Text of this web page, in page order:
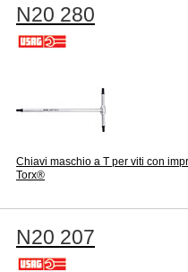
N20 280
Chiavi maschio a T per viti con
Torx®
N20 207